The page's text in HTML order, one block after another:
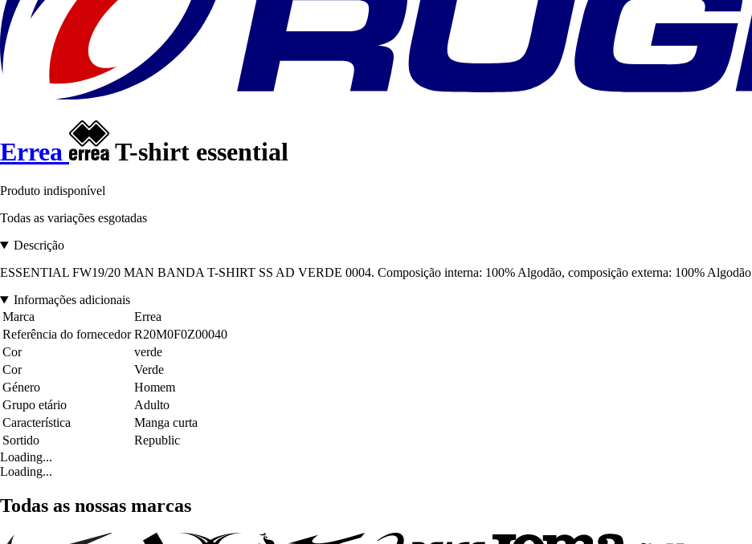
Errea T-shirt essential
Produto indisponível
Todas as variações esgotadas
Descrição
ESSENTIAL FW19/20 MAN BANDA T-SHIRT SS AD VERDE 0004. Composição interna: 100% Algodão, composição externa: 100% Algodão
Informações adicionais
Marca
Errea
Referência do fornecedor R20M0F0Z00040
Cor
verde
Cor
Verde
Género
Homem
Grupo etário
Adulto
Característica
Manga curta
Sortido
Republic
Loading...
Loading...
Todas as nossas marcas